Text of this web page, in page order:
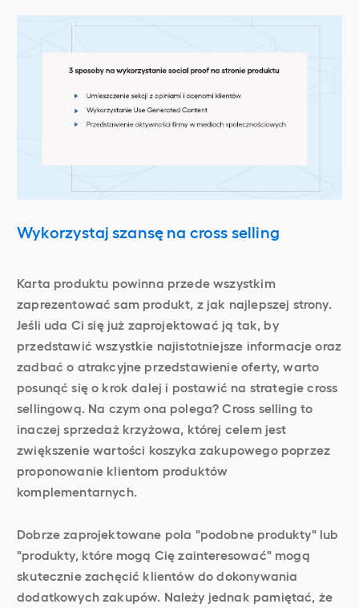
Wykorzystaj szansę na cross selling
Karta produktu powinna przede wszystkim
zaprezentować sam produkt, z jak najlepszej strony.
Jeśli uda Ci się już zaprojektować ją tak, by
przedstawić wszystkie najistotniejsze informacje oraz
zadbać o atrakcyjne przedstawienie oferty, warto
posunąć się o krok dalej i postawić na strategie cross
sellingową. Na czym ona polega? Cross selling to
inaczej sprzedaż krzyżowa, której celem jest
zwiększenie wartości koszyka zakupowego poprzez
proponowanie klientom produktów
komplementarnych.
Dobrze zaprojektowane pola "podobne produkty" lub
"produkty, które mogą Cię zainteresować" mogą
skutecznie zachęcić klientów do dokonywania
dodatkowych zakupów. Należy jednak pamiętać, że